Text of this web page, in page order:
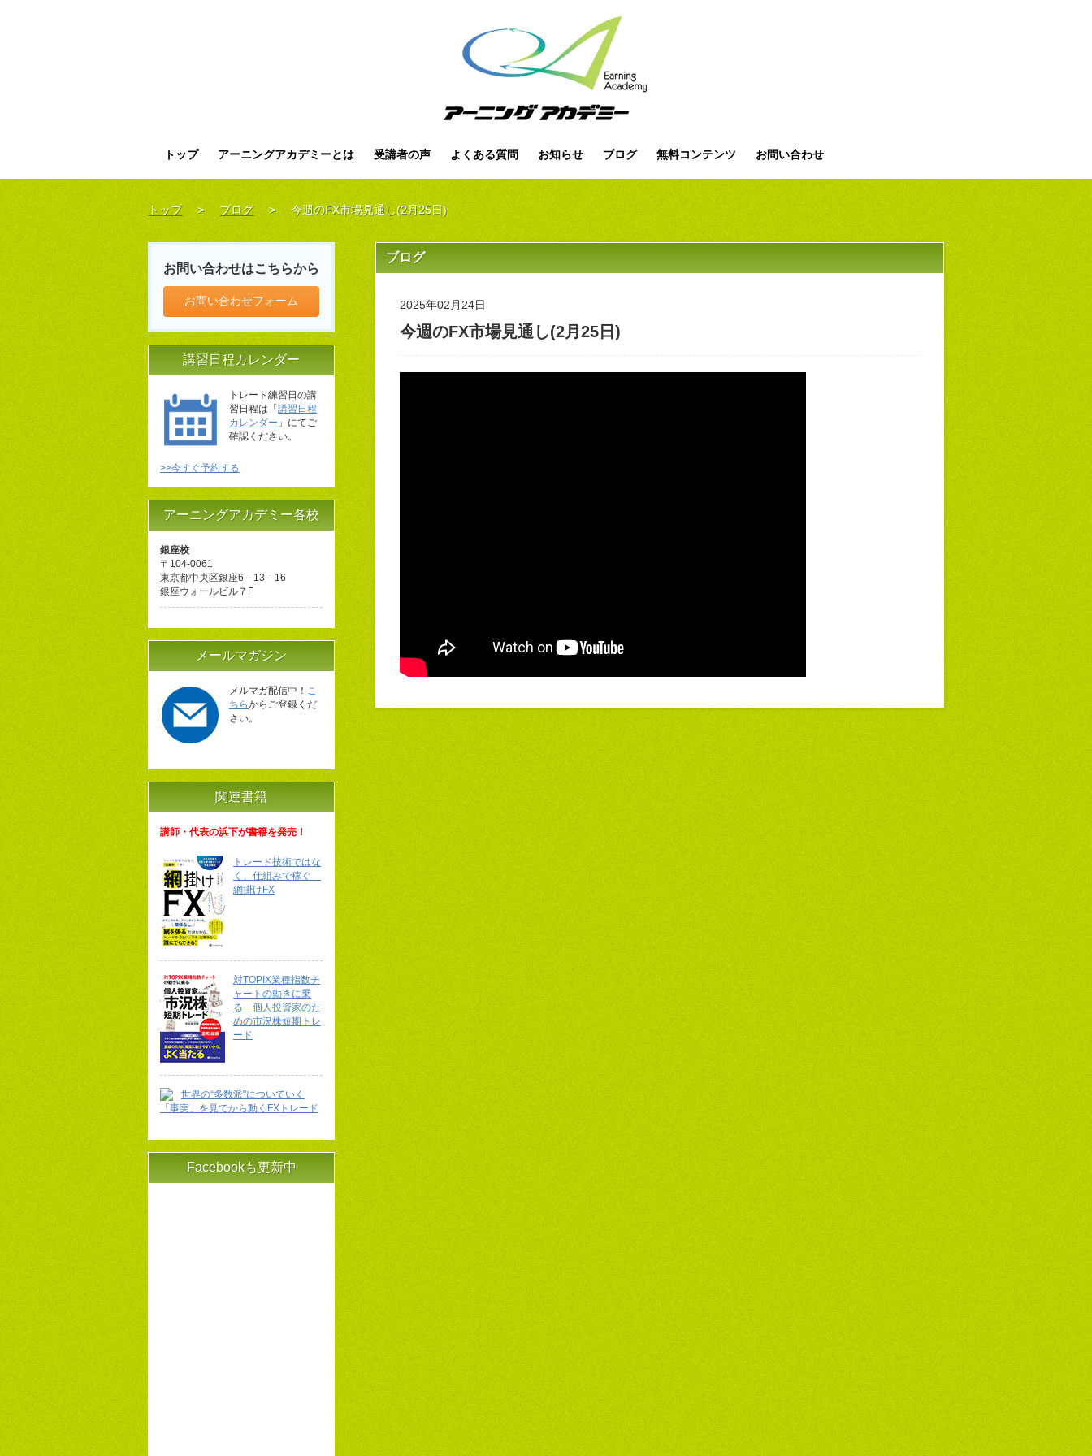
トップ アーニングアカデミーとは 受講者の声 よくある質問 お知らせ ブログ 無料コンテンツ お問い合わせ
トップ > ブログ > 今週のFX市場見通し(2月25日)
ブログ
2025年02月24日
今週のFX市場見通し(2月25日)
お問い合わせはこちらから
お問い合わせフォーム
講習日程カレンダー
トレード練習日の講
習日程は「 講習日程
カレンダー 」にてご
確認ください。
>>今すぐ予約する
アーニングアカデミー各校
銀座校
〒104-0061
東京都中央区銀座6－13－16
銀座ウォールビル７F
メールマガジン
メルマガ配信中！ こ
ちらからご登録くだ
さい。
関連書籍
講師・代表の浜下が書籍を発売！
トレード技術ではな
く、仕組みで稼ぐ
網掛けFX
対TOPIX業種指数チ
ャートの動きに乗
る 個人投資家のた
めの市況株短期トレ
ード
世界の“多数派"についていく
「事実」を見てから動くFXトレード
Facebookも更新中